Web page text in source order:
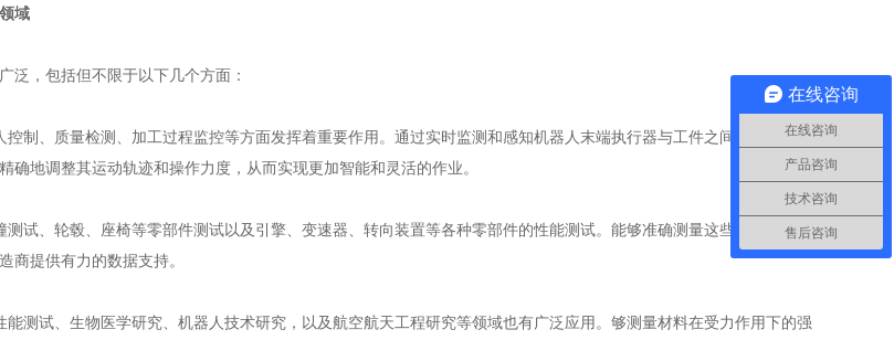
域
泛，包括但不限于以下几个方面：
控制、质量检测、加工过程监控等方面发挥着重要作用。通过实时监测和感知机器人末端执行器与工件之间的接触力和
确地调整其运动轨迹和操作力度，从而实现更加智能和灵活的作业。
测试、轮毂、座椅等零部件测试以及引擎、变速器、转向装置等各种零部件的性能测试。能够准确测量这些部件在受力
商提供有力的数据支持。
能测试、生物医学研究、机器人技术研究，以及航空航天工程研究等领域也有广泛应用。够测量材料在受力作用下的强
在线咨询
在线咨询
产品咨询
技术咨询
售后咨询